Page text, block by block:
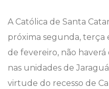
A Católica de Santa
próxima segunda, terça
de fevereiro, não
nas unidades de
virtude do recesso de